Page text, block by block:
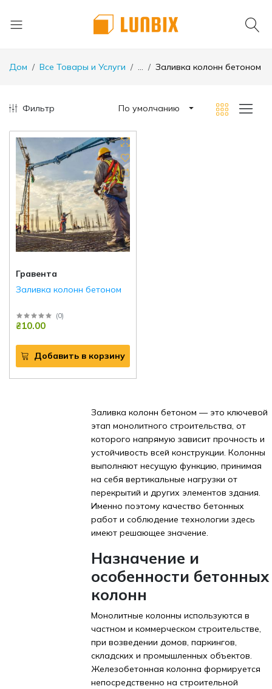
Дом Все Товары и Услуги ... Заливка колонн бетоном
Фильтр По умолчанию
Гравента
Заливка колонн бетоном
(0)
₴10.00
Добавить в корзину
Заливка колонн бетоном — это ключевой
этап монолитного строительства, от
которого напрямую зависит прочность и
устойчивость всей конструкции. Колонны
выполняют несущую функцию, принимая
на себя вертикальные нагрузки от
перекрытий и других элементов здания.
Именно поэтому качество бетонных
работ и соблюдение технологии здесь
имеют решающее значение.
Назначение и
особенности бетонных
колонн
Монолитные колонны используются в
частном и коммерческом строительстве,
при возведении домов, паркингов,
складских и промышленных объектов.
Железобетонная колонна формируется
непосредственно на строительной